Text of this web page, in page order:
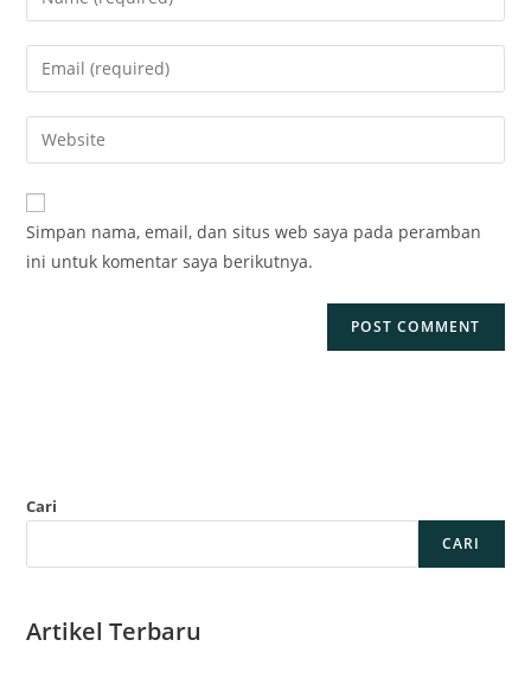
Simpan nama, email, dan situs web saya pada peramban
ini untuk komentar saya berikutnya.
Cari
CARI
Artikel Terbaru